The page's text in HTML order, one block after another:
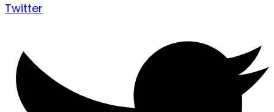
Twitter